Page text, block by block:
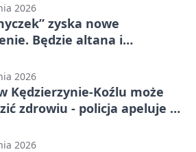
2026
zyska nowe
Będzie altana i
2026
Kędzierzynie-Koźlu może
zdrowiu - policja apeluje o
2026